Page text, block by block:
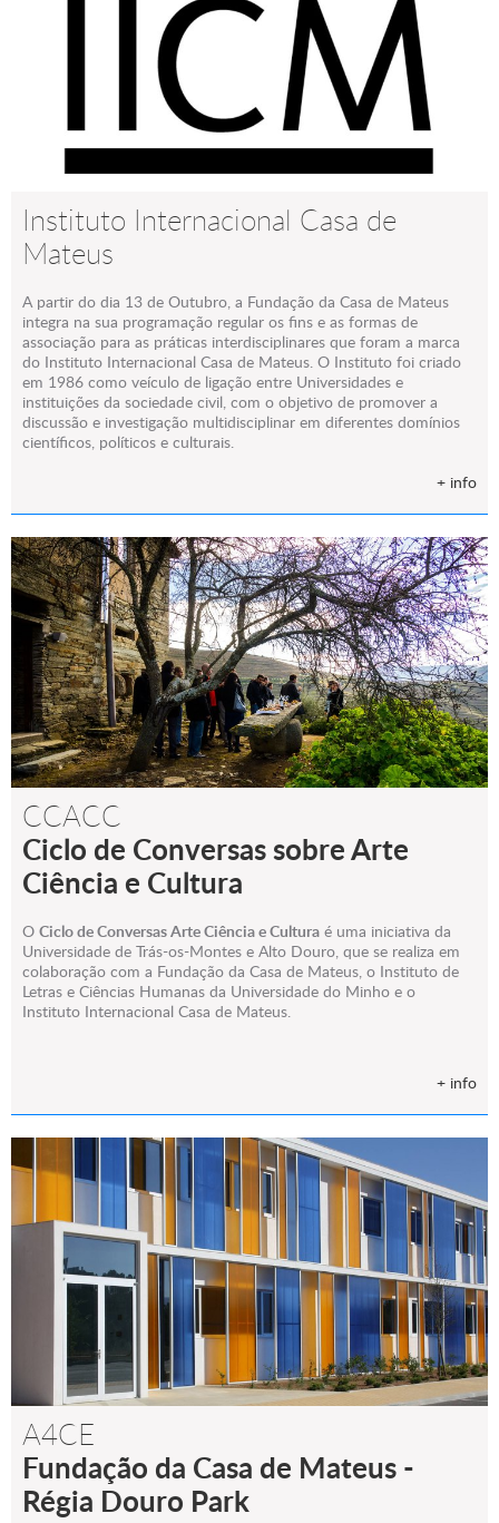
Instituto Internacional Casa de
Mateus
A partir do dia 13 de Outubro, a Fundação da Casa de Mateus
integra na sua programação regular os fins e as formas de
associação para as práticas interdisciplinares que foram a marca
do Instituto Internacional Casa de Mateus. O Instituto foi criado
em 1986 como veículo de ligação entre Universidades e
instituições da sociedade civil, com o objetivo de promover a
discussão e investigação multidisciplinar em diferentes domínios
científicos, políticos e culturais.
+ info
CCACC
Ciclo de Conversas sobre Arte
Ciência e Cultura
O Ciclo de Conversas Arte Ciência e Cultura é uma iniciativa da
Universidade de Trás-os-Montes e Alto Douro, que se realiza em
colaboração com a Fundação da Casa de Mateus, o Instituto de
Letras e Ciências Humanas da Universidade do Minho e o
Instituto Internacional Casa de Mateus.
+ info
A4CE
Fundação da Casa de Mateus -
Régia Douro Park